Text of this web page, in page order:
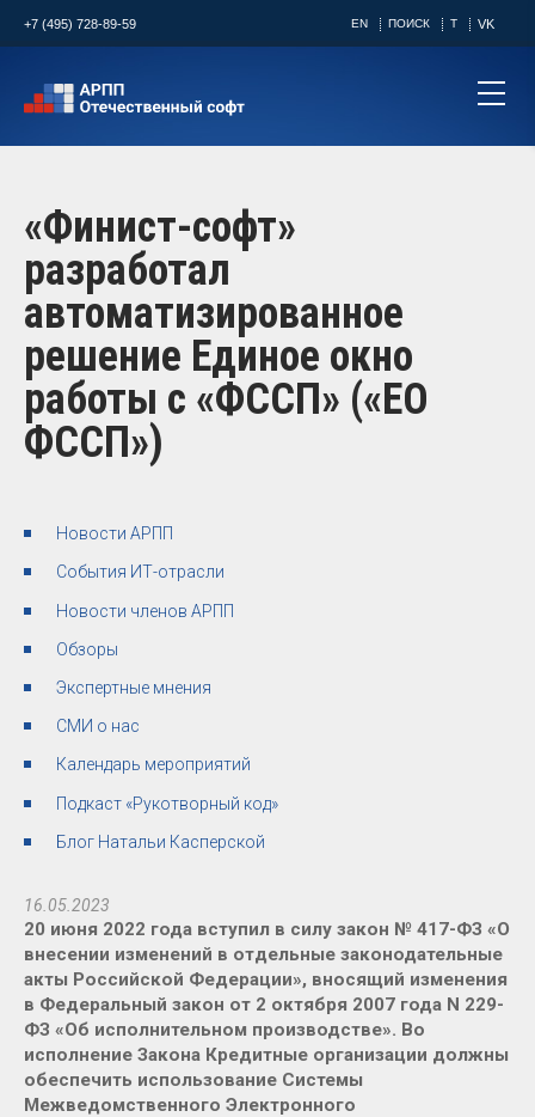
+7 (495) 728-89-59 EN ПОИСК T VK
«Финист-софт»
разработал
автоматизированное
решение Единое окно
работы с «ФССП» («ЕО
ФССП»)
Новости АРПП
События ИТ-отрасли
Новости членов АРПП
Обзоры
Экспертные мнения
СМИ о нас
Календарь мероприятий
Подкаст «Рукотворный код»
Блог Натальи Касперской
16.05.2023
20 июня 2022 года вступил в силу закон № 417-ФЗ «О
внесении изменений в отдельные законодательные
акты Российской Федерации», вносящий изменения
в Федеральный закон от 2 октября 2007 года N 229-
ФЗ «Об исполнительном производстве». Во
исполнение Закона Кредитные организации должны
обеспечить использование Системы
Межведомственного Электронного